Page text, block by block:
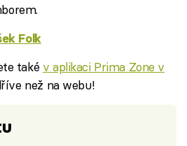
Folk
také v aplikaci Prima Zone v
než na webu!